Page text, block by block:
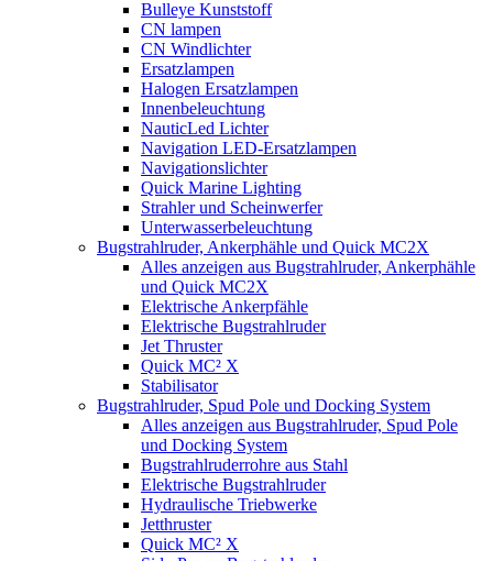
Bulleye Kunststoff
CN lampen
CN Windlichter
Ersatzlampen
Halogen Ersatzlampen
Innenbeleuchtung
NauticLed Lichter
Navigation LED-Ersatzlampen
Navigationslichter
Quick Marine Lighting
Strahler und Scheinwerfer
Unterwasserbeleuchtung
Bugstrahlruder, Ankerphähle und Quick MC2X
Alles anzeigen aus Bugstrahlruder, Ankerphähle
und Quick MC2X
Elektrische Ankerpfähle
Elektrische Bugstrahlruder
Jet Thruster
Quick MC² X
Stabilisator
Bugstrahlruder, Spud Pole und Docking System
Alles anzeigen aus Bugstrahlruder, Spud Pole
und Docking System
Bugstrahlruderrohre aus Stahl
Elektrische Bugstrahlruder
Hydraulische Triebwerke
Jetthruster
Quick MC² X